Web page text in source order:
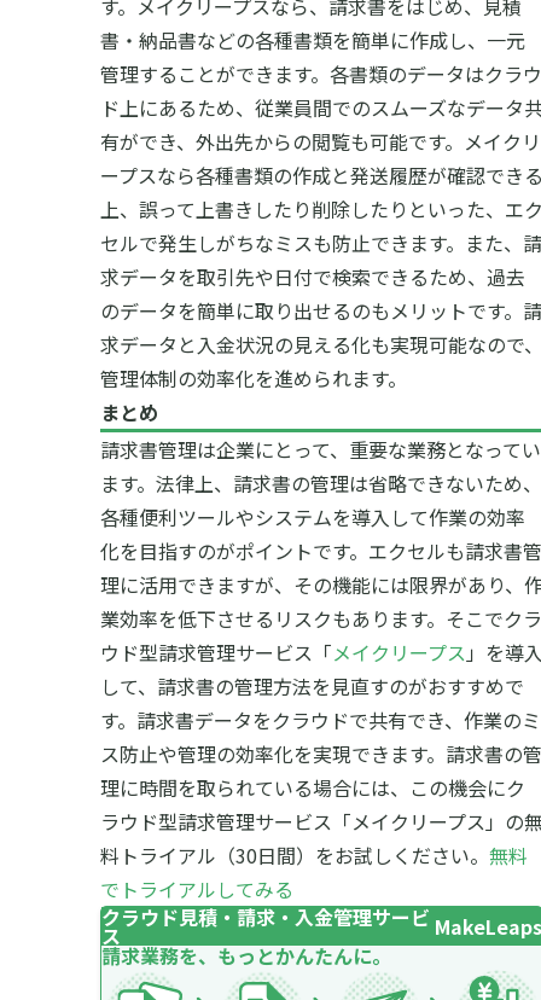
す。メイクリープスなら、請求書をはじめ、見積
書・納品書などの各種書類を簡単に作成し、一元
管理することができます。各書類のデータはクラウ
ド上にあるため、従業員間でのスムーズなデータ
有ができ、外出先からの閲覧も可能です。 メイクリ
ープスなら各種書類の作成と発送履歴が確認でき
上、誤って上書きしたり削除したりといった、エ
セルで発生しがちなミスも防止できます。また、請
求データを取引先や日付で検索できるため、過去
のデータを簡単に取り出せるのもメリットです。請
求データと入金状況の見える化も実現可能なので
管理体制の効率化を進められます。
まとめ
請求書管理は企業にとって、重要な業務となってい
ます。法律上、請求書の管理は省略できないため、
各種便利ツールやシステムを導入して作業の効率
化を目指すのがポイントです。エクセルも請求書管
理に活用できますが、その機能には限界があり、
業効率を低下させるリスクもあります。 そこでクラ
ウド型請求管理サービス「メイクリープス 」を導
して、請求書の管理方法を見直すのがおすすめで
す。請求書データをクラウドで共有でき、作業のミ
ス防止や管理の効率化を実現できます。 請求書の管
理に時間を取られている場合には、この機会にク
ラウド型請求管理サービス「メイクリープス」の
料トライアル（30日間）をお試しください。 無料
でトライアルしてみる
クラウド見積・請求・入金管理サービ
ス
MakeLeaps
請求業務を、もっとかんたんに。